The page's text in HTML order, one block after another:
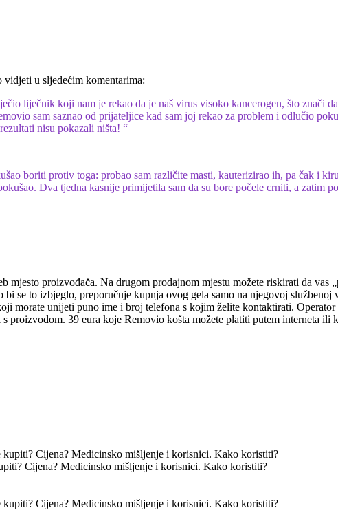
u sljedećim komentarima:
liječnik koji nam je rekao da je naš virus visoko kancerogen, što znači
sam saznao od prijateljice kad sam joj rekao za problem i odlučio
nisu pokazali ništa! “
boriti protiv toga: probao sam različite masti, kauterizirao ih, pa čak i
Dva tjedna kasnije primijetila sam da su bore počele crniti, a zatim
mjesto proizvođača. Na drugom prodajnom mjestu možete riskirati da vas
se to izbjeglo, preporučuje kupnja ovog gela samo na njegovoj
morate unijeti puno ime i broj telefona s kojim želite kontaktirati.
proizvodom. 39 eura koje Removio košta možete platiti putem interneta
Cijena? Medicinsko mišljenje i korisnici. Kako koristiti?